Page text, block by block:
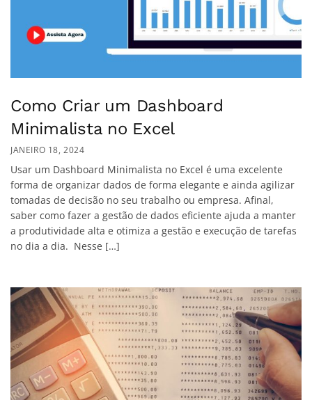
Como Criar um Dashboard
Minimalista no Excel
JANEIRO 18, 2024
Usar um Dashboard Minimalista no Excel é uma excelente
forma de organizar dados de forma elegante e ainda agilizar
tomadas de decisão no seu trabalho ou empresa. Afinal,
saber como fazer a gestão de dados eficiente ajuda a manter
a produtividade alta e otimiza a gestão e execução de tarefas
no dia a dia. Nesse […]